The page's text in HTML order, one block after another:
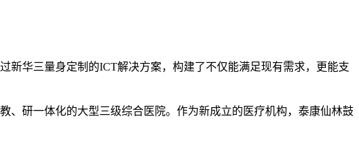
新华三量身定制的ICT解决方案，构建了不仅能满足现有需求，更能支
、研一体化的大型三级综合医院。作为新成立的医疗机构，泰康仙林鼓